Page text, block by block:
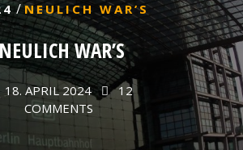
/NEULICH WAR’S
WAR’S
18. APRIL 2024
12
COMMENTS